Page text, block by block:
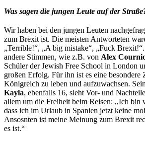
Was sagen die jungen Leute auf der
Wir haben bei den jungen Leuten
zum Brexit ist. Die meisten Antworteten
„Terrible!“, „A big mistake“, „Fuck
andere Stimmen, wie z.B. von Alex
Schüler der Jewish Free School in London
großen Erfolg. Für ihn ist es eine besondere
Königreich zu leben und aufzuwachsen.
Kayla, ebenfalls 16, sieht Vor- und
allem um die Freiheit beim Reisen: ,,Ich bin
dass ich im Urlaub in Spanien jetzt keine
Ansosnten ist meine Meinung zum Brexit
es ist.“